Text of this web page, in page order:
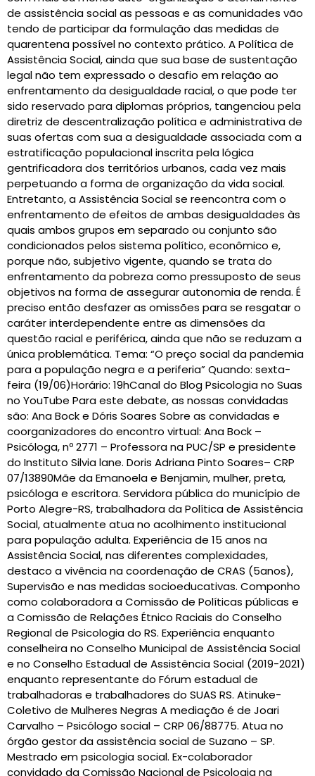
de assistência social as pessoas e as comunidades vão
tendo de participar da formulação das medidas de
quarentena possível no contexto prático. A Política de
Assistência Social, ainda que sua base de sustentação
legal não tem expressado o desafio em relação ao
enfrentamento da desigualdade racial, o que pode ter
sido reservado para diplomas próprios, tangenciou pela
diretriz de descentralização política e administrativa de
suas ofertas com sua a desigualdade associada com a
estratificação populacional inscrita pela lógica
gentrificadora dos territórios urbanos, cada vez mais
perpetuando a forma de organização da vida social.
Entretanto, a Assistência Social se reencontra com o
enfrentamento de efeitos de ambas desigualdades às
quais ambos grupos em separado ou conjunto são
condicionados pelos sistema político, econômico e,
porque não, subjetivo vigente, quando se trata do
enfrentamento da pobreza como pressuposto de seus
objetivos na forma de assegurar autonomia de renda. É
preciso então desfazer as omissões para se resgatar o
caráter interdependente entre as dimensões da
questão racial e periférica, ainda que não se reduzam a
única problemática. Tema: “O preço social da pandemia
para a população negra e a periferia” Quando: sexta-
feira (19/06)Horário: 19hCanal do Blog Psicologia no Suas
no YouTube Para este debate, as nossas convidadas
são: Ana Bock e Dóris Soares Sobre as convidadas e
coorganizadores do encontro virtual: Ana Bock –
Psicóloga, nº 2771 – Professora na PUC/SP e presidente
do Instituto Silvia lane. Doris Adriana Pinto Soares– CRP
07/13890Mãe da Emanoela e Benjamin, mulher, preta,
psicóloga e escritora. Servidora pública do município de
Porto Alegre-RS, trabalhadora da Política de Assistência
Social, atualmente atua no acolhimento institucional
para população adulta. Experiência de 15 anos na
Assistência Social, nas diferentes complexidades,
destaco a vivência na coordenação de CRAS (5anos),
Supervisão e nas medidas socioeducativas. Componho
como colaboradora a Comissão de Políticas públicas e
a Comissão de Relações Étnico Raciais do Conselho
Regional de Psicologia do RS. Experiência enquanto
conselheira no Conselho Municipal de Assistência Social
e no Conselho Estadual de Assistência Social (2019-2021)
enquanto representante do Fórum estadual de
trabalhadoras e trabalhadores do SUAS RS. Atinuke-
Coletivo de Mulheres Negras A mediação é de Joari
Carvalho – Psicólogo social – CRP 06/88775. Atua no
órgão gestor da assistência social de Suzano – SP.
Mestrado em psicologia social. Ex-colaborador
convidado da Comissão Nacional de Psicologia na